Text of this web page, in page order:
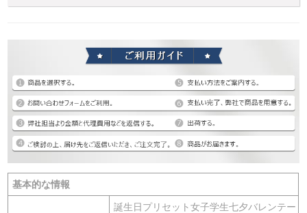
基本的な情報
誕生日プリセット女子学生七夕バレンテー